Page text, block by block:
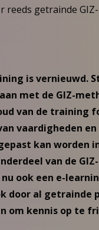
reeds getrainde GIZ-
is vernieuwd.
met de GIZ-
van de training
vaardigheden en
kan worden
van de GIZ-
ook een e-
door al getrainde
om kennis op te